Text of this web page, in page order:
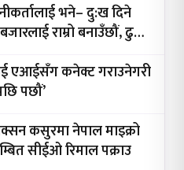
भने– दु:ख दिने
राम्रो बनाउँछौं, ढुक्क
एआईसँग कनेक्ट गराउनेगरी
पछौं’
कसुरमा नेपाल माइक्रो
सीईओ रिमाल पक्राउ